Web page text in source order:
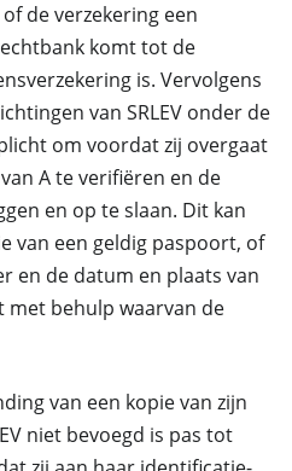
de verzekering een
komt tot de
is. Vervolgens
van SRLEV onder de
om voordat zij overgaat
A te verifiëren en de
en op te slaan. Dit kan
van een geldig paspoort, of
en de datum en plaats van
behulp waarvan de
van een kopie van zijn
niet bevoegd is pas tot